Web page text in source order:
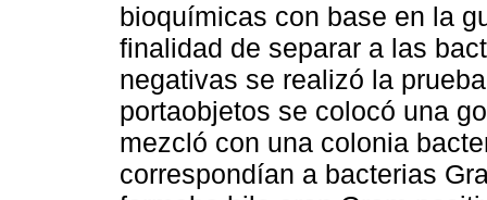
bioquímicas con base en la
finalidad de separar a las
negativas se realizó la
portaobjetos se colocó una
mezcló con una colonia
correspondían a bacterias